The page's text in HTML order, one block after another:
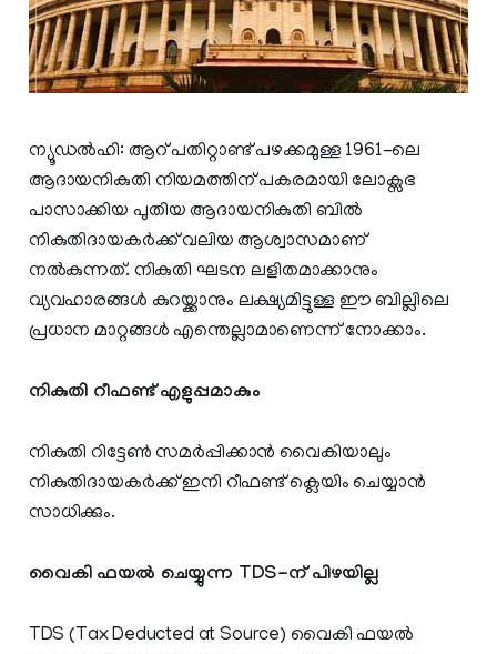
ന്യൂഡൽഹി: ആറ് പതിറ്റാണ്ട് പഴക്കമുള്ള 1961-ലെ
ആദായനികുതി നിയമത്തിന് പകരമായി ലോക്സഭ
പാസാക്കിയ പുതിയ ആദായനികുതി ബിൽ
നികുതിദായകർക്ക് വലിയ ആശ്വാസമാണ്
നൽകുന്നത്. നികുതി ഘടന ലളിതമാക്കാനും
വ്യവഹാരങ്ങൾ കുറയ്ക്കാനും ലക്ഷ്യമിട്ടുള്ള ഈ ബില്ലിലെ
പ്രധാന മാറ്റങ്ങൾ എന്തെല്ലാമാണെന്ന് നോക്കാം.
നികുതി റീഫണ്ട് എളുപ്പമാകും
നികുതി റിട്ടേൺ സമർപ്പിക്കാൻ വൈകിയാലും
നികുതിദായകർക്ക് ഇനി റീഫണ്ട് ക്ലെയിം ചെയ്യാൻ
സാധിക്കും.
വൈകി ഫയൽ ചെയ്യുന്ന TDS-ന് പിഴയില്ല
TDS (Tax Deducted at Source) വൈകി ഫയൽ